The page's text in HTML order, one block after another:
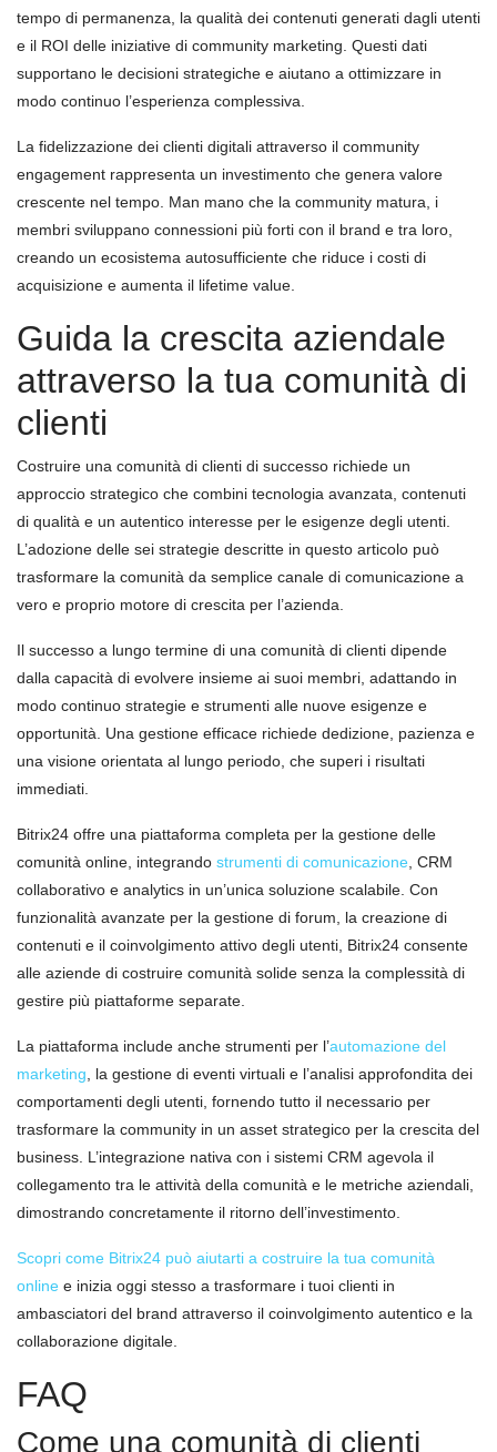
tempo di permanenza, la qualità dei contenuti generati dagli utenti
e il ROI delle iniziative di community marketing. Questi dati
supportano le decisioni strategiche e aiutano a ottimizzare in
modo continuo l’esperienza complessiva.
La fidelizzazione dei clienti digitali attraverso il community
engagement rappresenta un investimento che genera valore
crescente nel tempo. Man mano che la community matura, i
membri sviluppano connessioni più forti con il brand e tra loro,
creando un ecosistema autosufficiente che riduce i costi di
acquisizione e aumenta il lifetime value.
Guida la crescita aziendale
attraverso la tua comunità di
clienti
Costruire una comunità di clienti di successo richiede un
approccio strategico che combini tecnologia avanzata, contenuti
di qualità e un autentico interesse per le esigenze degli utenti.
L’adozione delle sei strategie descritte in questo articolo può
trasformare la comunità da semplice canale di comunicazione a
vero e proprio motore di crescita per l’azienda.
Il successo a lungo termine di una comunità di clienti dipende
dalla capacità di evolvere insieme ai suoi membri, adattando in
modo continuo strategie e strumenti alle nuove esigenze e
opportunità. Una gestione efficace richiede dedizione, pazienza e
una visione orientata al lungo periodo, che superi i risultati
immediati.
Bitrix24 offre una piattaforma completa per la gestione delle
comunità online, integrando strumenti di comunicazione , CRM
collaborativo e analytics in un’unica soluzione scalabile. Con
funzionalità avanzate per la gestione di forum, la creazione di
contenuti e il coinvolgimento attivo degli utenti, Bitrix24 consente
alle aziende di costruire comunità solide senza la complessità di
gestire più piattaforme separate.
La piattaforma include anche strumenti per l’automazione del
marketing , la gestione di eventi virtuali e l’analisi approfondita dei
comportamenti degli utenti, fornendo tutto il necessario per
trasformare la community in un asset strategico per la crescita del
business. L’integrazione nativa con i sistemi CRM agevola il
collegamento tra le attività della comunità e le metriche aziendali,
dimostrando concretamente il ritorno dell’investimento.
Scopri come Bitrix24 può aiutarti a costruire la tua comunità
online e inizia oggi stesso a trasformare i tuoi clienti in
ambasciatori del brand attraverso il coinvolgimento autentico e la
collaborazione digitale.
FAQ
Come una comunità di clienti